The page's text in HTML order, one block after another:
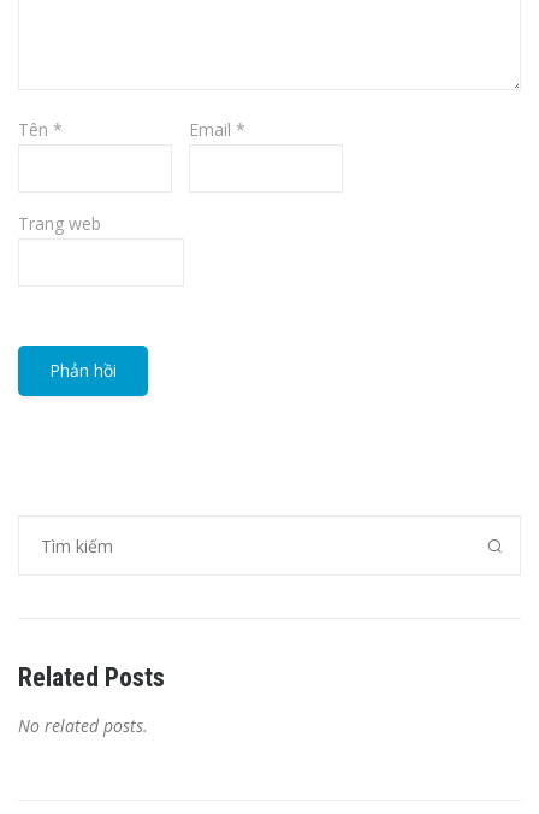
Tên * Email *
Trang web
Related Posts
No related posts.